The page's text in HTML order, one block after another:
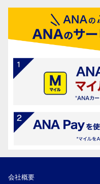
会社概要